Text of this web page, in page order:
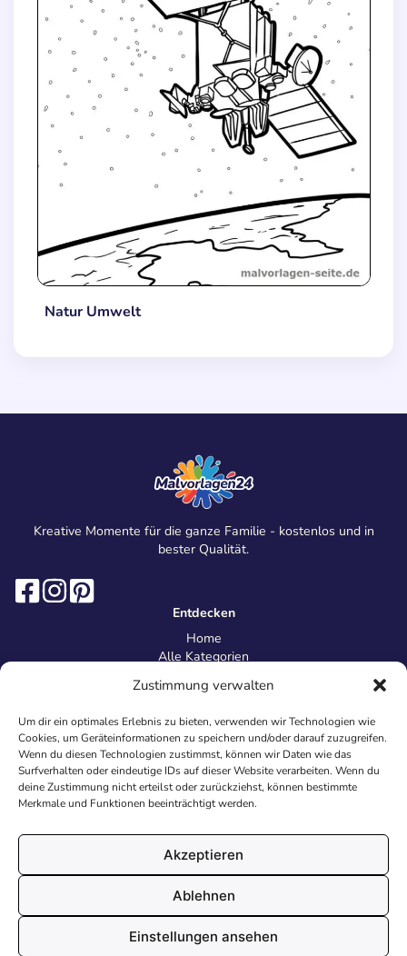
Zustimmung verwalten
Um dir ein optimales Erlebnis zu bieten, verwenden wir Technologien wie
Cookies, um Geräteinformationen zu speichern und/oder darauf zuzugreifen.
Wenn du diesen Technologien zustimmst, können wir Daten wie das
Surfverhalten oder eindeutige IDs auf dieser Website verarbeiten. Wenn du
deine Zustimmung nicht erteilst oder zurückziehst, können bestimmte
Merkmale und Funktionen beeinträchtigt werden.
Akzeptieren
Ablehnen
Einstellungen ansehen
Natur Umwelt
Kreative Momente für die ganze Familie - kostenlos und in
bester Qualität.
Entdecken
Home
Alle Kategorien
Information
Über uns
Kontakt
Inhaltsrichtlinien
Recht & Datenschutz
Impressum
AGB
Cookies
© 2026 Malvorlagen24.de - Alle Rechte vorbehalten. Made with
♥
in Deutschland.